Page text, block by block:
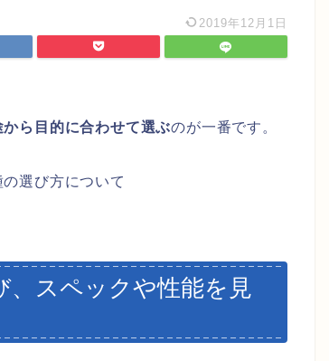
2019年12月1日
ら目的に合わせて選ぶのが一番です。
選び方について
、スペックや性能を見